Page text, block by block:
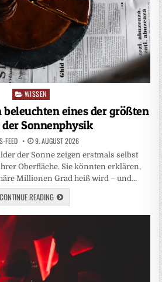
Posted
in
WISSEN
eines der größten
der Sonnenphysik
FEED 9. AUGUST 2026
der Sonne zeigen erstmals selbst
Oberfläche. Sie könnten erklären,
Millionen Grad heiß wird – und…
CONTINUE READING